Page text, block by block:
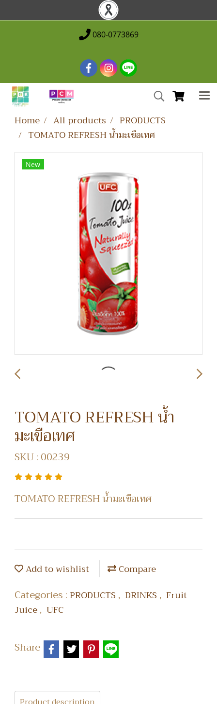
080-0773869
Home All products
PRODUCTS
TOMATO REFRESH น้ำมะเขือเทศ
New
TOMATO REFRESH น้ำ
มะเขือเทศ
SKU : 00239
TOMATO REFRESH น้ำมะเขือเทศ
Add to wishlist Compare
Categories :PRODUCTS , DRINKS , Fruit
Juice, UFC
Share